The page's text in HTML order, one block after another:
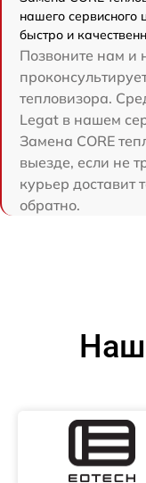
нашего
быстро и
Позвоните нам и
тепловизора.
Legat в нашем
Замена CORE
выезде, если не
курьер доставит
обратно.